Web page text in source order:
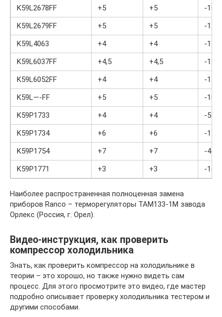
K59L2678FF
+5 +5
-10
K59L2679FF
+5 +5
-12
K59L4063
+4 +4
-13
K59L6037FF
+4,5 +4,5
-12
K59L6052FF
+4 +4
-12
K59L—-FF
+5 +5
-10
K59P1733
+4 +4
-5
K59P1734
+6 +6
-11
K59P1754
+7 +7
-4
K59P1771
+3 +3 -16
Наиболее распространенная полноценная замена
приборов Ranco – терморегуляторы ТАМ133-1М завода
Орлекс (Россия, г. Орел).
Видео-инструкция, как проверить
компрессор холодильника
Знать, как проверить компрессор на холодильнике в
теории – это хорошо, но также нужно видеть сам
процесс. Для этого просмотрите это видео, где мастер
подробно описывает проверку холодильника тестером и
другими способами.